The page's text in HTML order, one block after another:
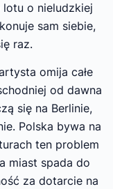
o nieludzkiej
sam siebie,
raz.
omija całe
od dawna
się na Berlinie,
Polska bywa na
ten problem
miast spada do
za dotarcie na